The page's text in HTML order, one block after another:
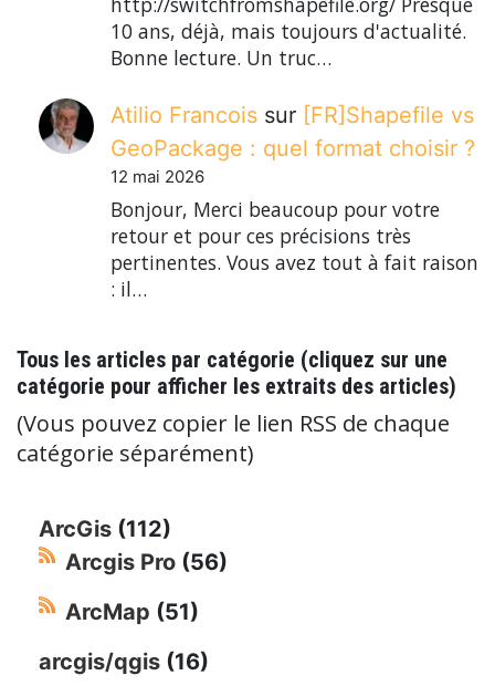
10 ans, déjà, mais toujours d'actualité.
Bonne lecture. Un truc…
Atilio Francois sur [FR]Shapefile vs
GeoPackage : quel format choisir ?
12 mai 2026
Bonjour, Merci beaucoup pour votre
retour et pour ces précisions très
pertinentes. Vous avez tout à fait raison
: il…
Tous les articles par catégorie (cliquez sur une
catégorie pour afficher les extraits des articles)
(Vous pouvez copier le lien RSS de chaque
catégorie séparément)
ArcGis (112)
Arcgis Pro (56)
ArcMap (51)
arcgis/qgis (16)